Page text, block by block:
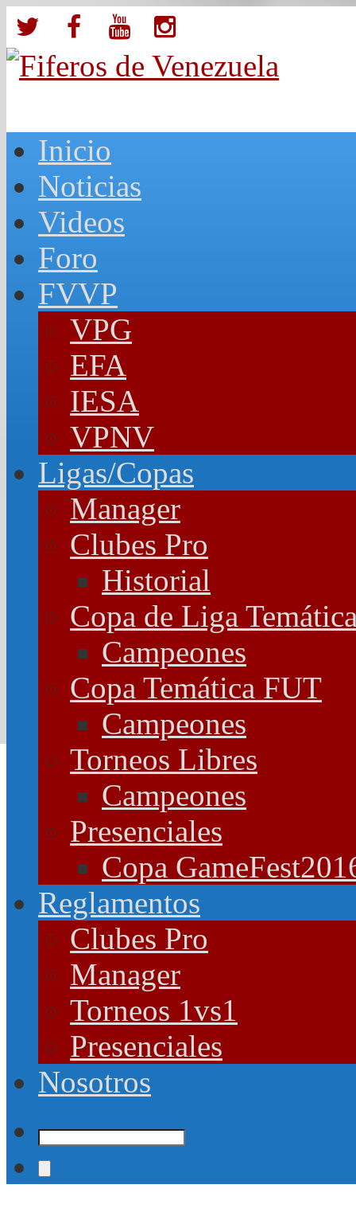
Inicio
Noticias
Videos
Foro
FVVP
VPG
EFA
IESA
VPNV
Ligas/Copas
Manager
Clubes Pro
Historial
Copa de Liga
Campeones
Copa Temática FUT
Campeones
Torneos Libres
Campeones
Presenciales
Copa
Reglamentos
Clubes Pro
Manager
Torneos 1vs1
Presenciales
Nosotros